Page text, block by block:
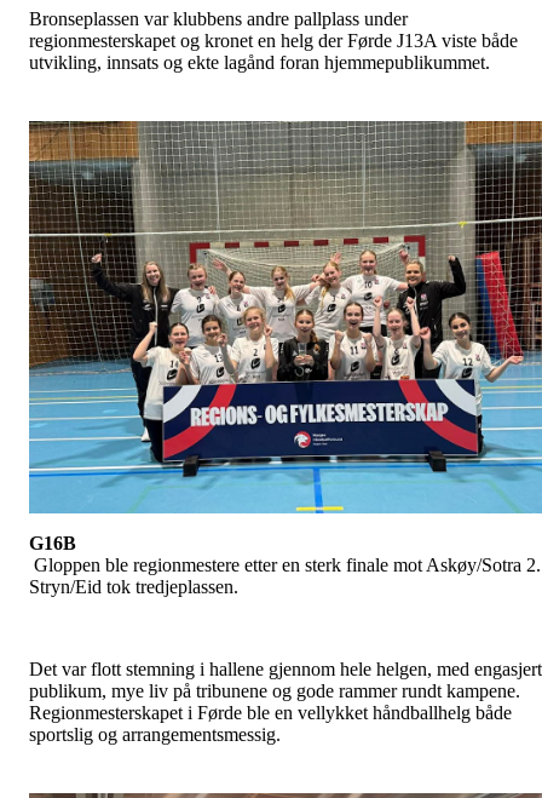
Bronseplassen var klubbens andre pallplass under
regionmesterskapet og kronet en helg der Førde J13A viste både
utvikling, innsats og ekte lagånd foran hjemmepublikummet.
G16B
Gloppen ble regionmestere etter en sterk finale mot Askøy/Sotra 2.
Stryn/Eid tok tredjeplassen.
Det var flott stemning i hallene gjennom hele helgen, med engasjert
publikum, mye liv på tribunene og gode rammer rundt kampene.
Regionmesterskapet i Førde ble en vellykket håndballhelg både
sportslig og arrangementsmessig.